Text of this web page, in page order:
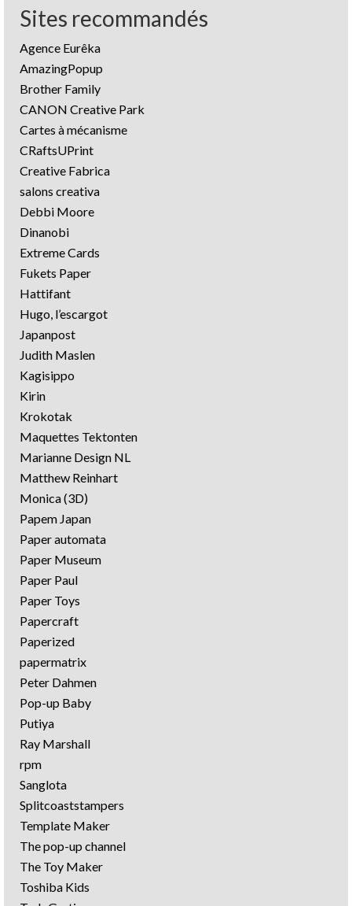
Sites recommandés
Agence Eurêka
AmazingPopup
Brother Family
CANON Creative Park
Cartes à mécanisme
CRaftsUPrint
Creative Fabrica
salons creativa
Debbi Moore
Dinanobi
Extreme Cards
Fukets Paper
Hattifant
Hugo, l’escargot
Japanpost
Judith Maslen
Kagisippo
Kirin
Krokotak
Maquettes Tektonten
Marianne Design NL
Matthew Reinhart
Monica (3D)
Papem Japan
Paper automata
Paper Museum
Paper Paul
Paper Toys
Papercraft
Paperized
papermatrix
Peter Dahmen
Pop-up Baby
Putiya
Ray Marshall
rpm
Sanglota
Splitcoaststampers
Template Maker
The pop-up channel
The Toy Maker
Toshiba Kids